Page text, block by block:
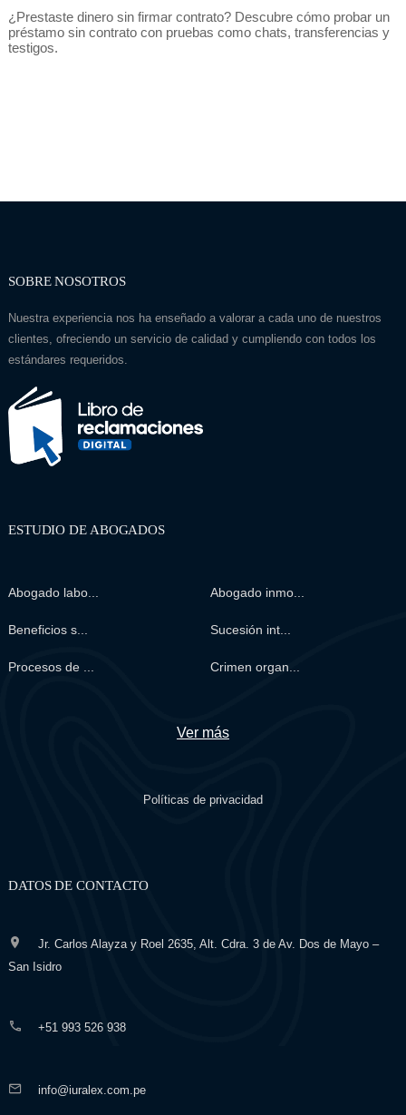
¿Prestaste dinero sin firmar contrato? Descubre cómo probar un
préstamo sin contrato con pruebas como chats, transferencias y
testigos.
SOBRE NOSOTROS
Nuestra experiencia nos ha enseñado a valorar a cada uno de nuestros
clientes, ofreciendo un servicio de calidad y cumpliendo con todos los
estándares requeridos.
ESTUDIO DE ABOGADOS
Abogado labo... Abogado inmo...
Beneficios s... Sucesión int...
Procesos de ... Crimen organ...
Ver más
Políticas de privacidad
DATOS DE CONTACTO
Jr. Carlos Alayza y Roel 2635, Alt. Cdra. 3 de Av. Dos de Mayo –
San Isidro
+51 993 526 938
info@iuralex.com.pe